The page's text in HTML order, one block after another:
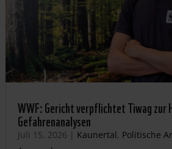
WWF: Gericht verpflichtet Tiwag zur
Gefahrenanalysen
Juli 15, 2026 | Kaunertal, Politische